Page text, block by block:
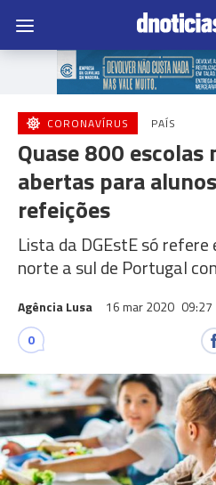
CORONAVÍRUS PAÍS
Quase 800
abertas para
refeições
Lista da DGEstE só
norte a sul de Portugal
Agência Lusa 16 mar 2020 09:27
0